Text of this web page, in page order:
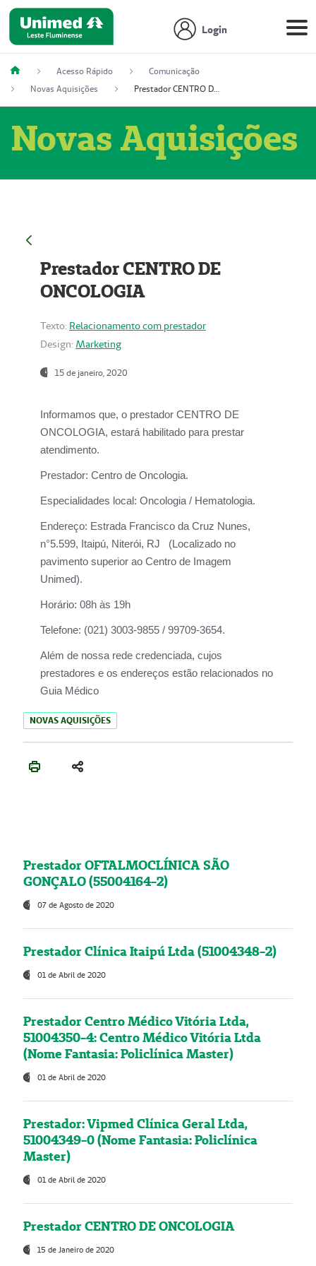
Login
Acesso Rápido
Comunicação
Novas Aquisições
Prestador CENTRO DE ONCOLOGIA
Novas Aquisições
Prestador CENTRO DE
ONCOLOGIA
Texto: Relacionamento com prestador
Design: Marketing
15 de janeiro, 2020
Informamos que, o prestador CENTRO DE
ONCOLOGIA, estará habilitado para prestar
atendimento.
Prestador: Centro de Oncologia.
Especialidades local: Oncologia / Hematologia.
Endereço: Estrada Francisco da Cruz Nunes,
n°5.599, Itaipú, Niterói, RJ (Localizado no
pavimento superior ao Centro de Imagem
Unimed).
Horário: 08h às 19h
Telefone: (021) 3003-9855 / 99709-3654.
Além de nossa rede credenciada, cujos
prestadores e os endereços estão relacionados no
Guia Médico
NOVAS AQUISIÇÕES
Prestador OFTALMOCLÍNICA SÃO
GONÇALO (55004164-2)
07 de Agosto de 2020
Prestador Clínica Itaipú Ltda (51004348-2)
01 de Abril de 2020
Prestador Centro Médico Vitória Ltda,
51004350-4: Centro Médico Vitória Ltda
(Nome Fantasia: Policlínica Master)
01 de Abril de 2020
Prestador: Vipmed Clínica Geral Ltda,
51004349-0 (Nome Fantasia: Policlínica
Master)
01 de Abril de 2020
Prestador CENTRO DE ONCOLOGIA
15 de Janeiro de 2020